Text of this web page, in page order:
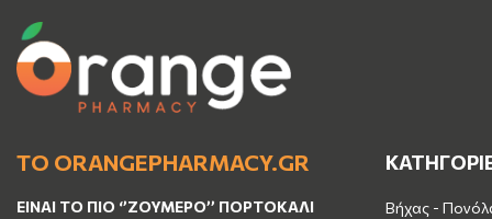
ΤΟ ORANGEPHARMACY.GR
ΕΊΝΑΙ ΤO ΠΙΟ ‘’ΖΟΥΜΕΡΌ’’ ΠΟΡΤΟΚΑΛΊ
Βήχας -